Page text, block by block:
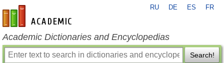
en-academic.com
RU DE ES FR
Academic Dictionaries and Encyclopedias
Search!